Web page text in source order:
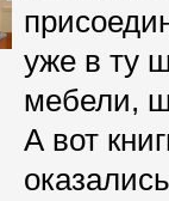
уже в ту
мебели,
А вот